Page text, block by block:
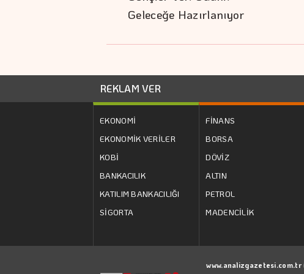
Geleceğe Hazırlanıyor
REKLAM VER
EKONOMİ
EKONOMİK VERİLER
KOBİ
BANKACILIK
KATILIM BANKACILIĞI
SİGORTA
FİNANS
BORSA
DÖVİZ
ALTIN
PETROL
MADENCİLİK
www.analizgazetesi.com.tr